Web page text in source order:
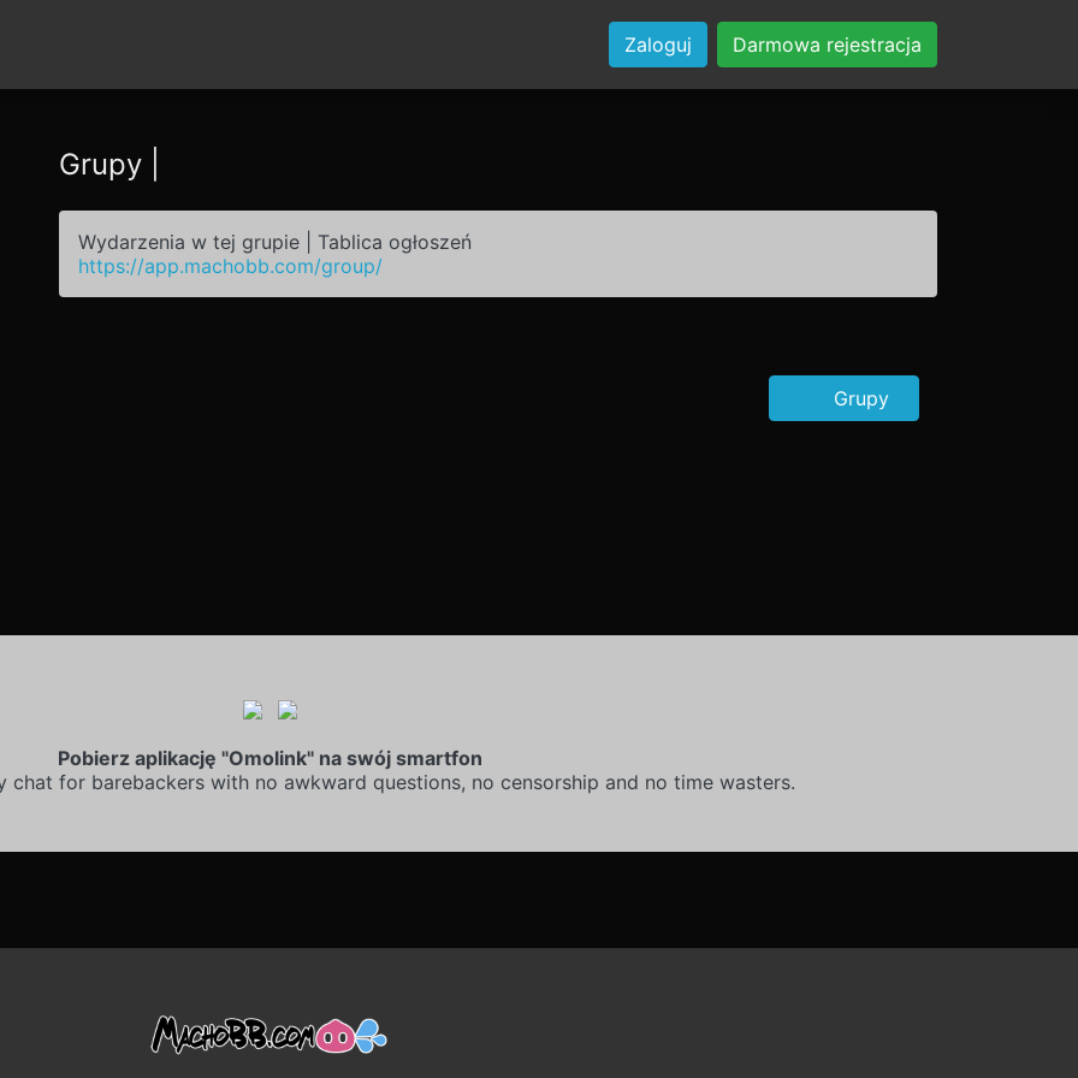
Zaloguj Darmowa rejestracja
Grupy |
Wydarzenia w tej grupie | Tablica ogłoszeń
https://app.machobb.com/group/
Grupy
Pobierz aplikację "Omolink" na swój smartfon
chat for barebackers with no awkward questions, no censorship and no time wasters.